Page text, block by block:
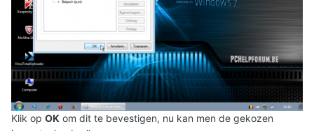
Klik op OK om dit te bevestigen, nu kan men de gekozen